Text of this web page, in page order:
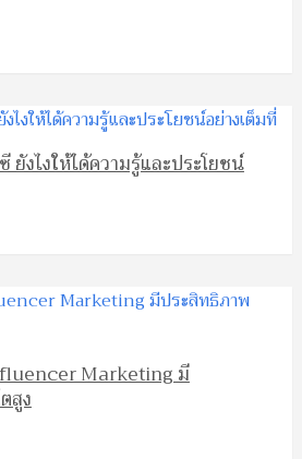
งไงให้ได้ความรู้และประโยชน์
Marketing มี
สูง